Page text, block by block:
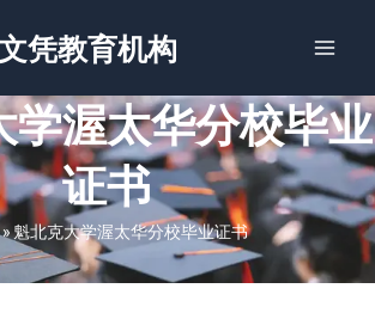
凭教育机构
学渥太华分校毕业
证书
»魁北克大学渥太华分校毕业证书